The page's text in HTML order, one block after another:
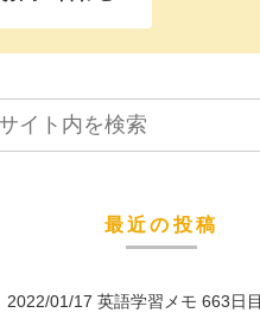
最近の投稿
2022/01/17 英語学習メモ 663日